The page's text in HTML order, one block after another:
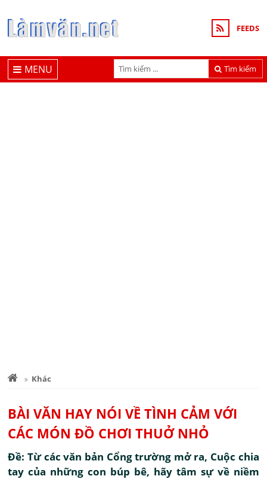
FEEDS
Tìm kiếm
MENU
Khác
BÀI VĂN HAY NÓI VỀ TÌNH CẢM VỚI
CÁC MÓN ĐỒ CHƠI THUỞ NHỎ
Đề: Từ các văn bản Cổng trường mở ra, Cuộc chia
tay của những con búp bê, hãy tâm sự về niềm